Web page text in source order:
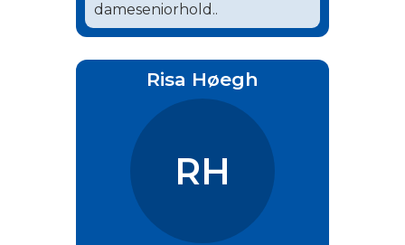
dameseniorhold..
Risa Høegh
RH